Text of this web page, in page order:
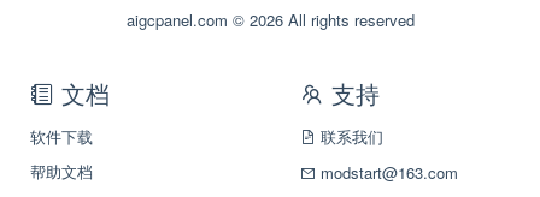
aigcpanel.com © 2026 All rights reserved
文档
软件下载
帮助文档
支持
联系我们
modstart@163.com